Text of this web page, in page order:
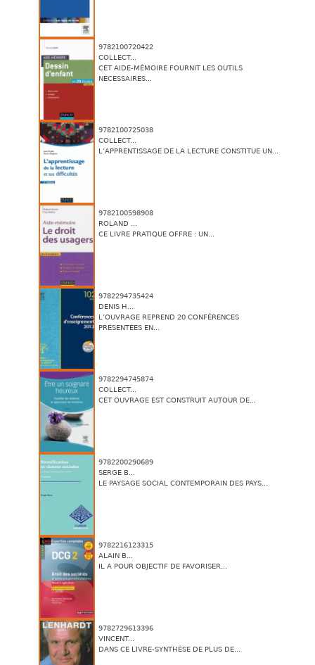
9782100720422
COLLECT...
CET AIDE-MÉMOIRE FOURNIT LES OUTILS
NÉCESSAIRES...
9782100725038
COLLECT...
L’APPRENTISSAGE DE LA LECTURE CONSTITUE UN...
9782100598908
ROLAND ...
CE LIVRE PRATIQUE OFFRE : UN...
9782294735424
DENIS H...
L’OUVRAGE REPREND 20 CONFÉRENCES
PRÉSENTÉES EN...
9782294745874
COLLECT...
CET OUVRAGE EST CONSTRUIT AUTOUR DE...
9782200290689
SERGE B...
LE PAYSAGE SOCIAL CONTEMPORAIN DES PAYS...
9782216123315
ALAIN B...
IL A POUR OBJECTIF DE FAVORISER...
9782729613396
VINCENT...
DANS CE LIVRE-SYNTHÈSE DE PLUS DE...